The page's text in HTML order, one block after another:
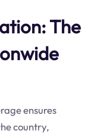
The
ensures
country,